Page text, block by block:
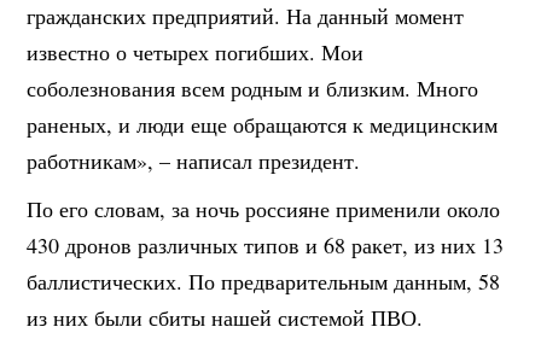
гражданских предприятий. На данный момент
известно о четырех погибших. Мои
соболезнования всем родным и близким. Много
раненых, и люди еще обращаются к медицинским
работникам», – написал президент.
По его словам, за ночь россияне применили около
430 дронов различных типов и 68 ракет, из них 13
баллистических. По предварительным данным, 58
из них были сбиты нашей системой ПВО.